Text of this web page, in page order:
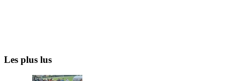
Les plus lus